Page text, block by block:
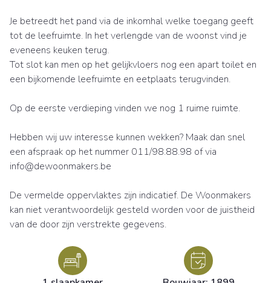
Je betreedt het pand via de inkomhal welke toegang geeft
tot de leefruimte. In het verlengde van de woonst vind je
eveneens keuken terug.
Tot slot kan men op het gelijkvloers nog een apart toilet en
een bijkomende leefruimte en eetplaats terugvinden.
Op de eerste verdieping vinden we nog 1 ruime ruimte.
Hebben wij uw interesse kunnen wekken? Maak dan snel
een afspraak op het nummer 011/98.88.98 of via
info@dewoonmakers.be
De vermelde oppervlaktes zijn indicatief. De Woonmakers
kan niet verantwoordelijk gesteld worden voor de juistheid
van de door zijn verstrekte gegevens.